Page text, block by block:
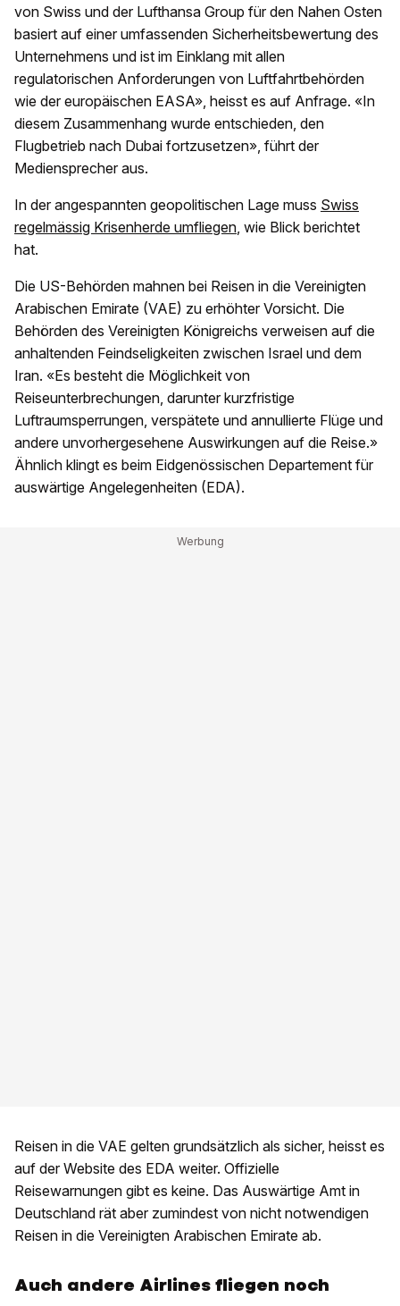
von Swiss und der Lufthansa Group für den Nahen Osten
basiert auf einer umfassenden Sicherheitsbewertung des
Unternehmens und ist im Einklang mit allen
regulatorischen Anforderungen von Luftfahrtbehörden
wie der europäischen EASA», heisst es auf Anfrage. «In
diesem Zusammenhang wurde entschieden, den
Flugbetrieb nach Dubai fortzusetzen», führt der
Mediensprecher aus.
In der angespannten geopolitischen Lage muss Swiss
regelmässig Krisenherde umfliegen, wie Blick berichtet
hat.
Die US-Behörden mahnen bei Reisen in die Vereinigten
Arabischen Emirate (VAE) zu erhöhter Vorsicht. Die
Behörden des Vereinigten Königreichs verweisen auf die
anhaltenden Feindseligkeiten zwischen Israel und dem
Iran. «Es besteht die Möglichkeit von
Reiseunterbrechungen, darunter kurzfristige
Luftraumsperrungen, verspätete und annullierte Flüge und
andere unvorhergesehene Auswirkungen auf die Reise.»
Ähnlich klingt es beim Eidgenössischen Departement für
auswärtige Angelegenheiten (EDA).
Reisen in die VAE gelten grundsätzlich als sicher, heisst es
auf der Website des EDA weiter. Offizielle
Reisewarnungen gibt es keine. Das Auswärtige Amt in
Deutschland rät aber zumindest von nicht notwendigen
Reisen in die Vereinigten Arabischen Emirate ab.
Auch andere Airlines fliegen noch